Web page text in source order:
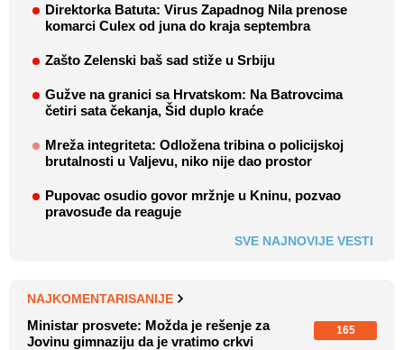
Direktorka Batuta: Virus Zapadnog Nila prenose
komarci Culex od juna do kraja septembra
Zašto Zelenski baš sad stiže u Srbiju
Gužve na granici sa Hrvatskom: Na Batrovcima
četiri sata čekanja, Šid duplo kraće
Mreža integriteta: Odložena tribina o policijskoj
brutalnosti u Valjevu, niko nije dao prostor
Pupovac osudio govor mržnje u Kninu, pozvao
pravosuđe da reaguje
SVE NAJNOVIJE VESTI
NAJKOMENTARISANIJE
Ministar prosvete: Možda je rešenje za
Jovinu gimnaziju da je vratimo crkvi
165